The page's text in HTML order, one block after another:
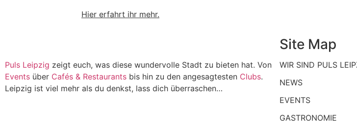
Hier erfahrt ihr mehr.
Puls Leipzig zeigt euch, was diese wundervolle Stadt zu bieten hat. Von
Events über Cafés & Restaurants bis hin zu den angesagtesten Clubs.
Leipzig ist viel mehr als du denkst, lass dich überraschen…
Site Map
WIR SIND PULS
NEWS
EVENTS
GASTRONOMIE